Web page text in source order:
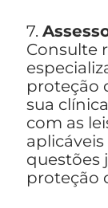
7.
Consulte
proteção
sua
com as
questões
proteção